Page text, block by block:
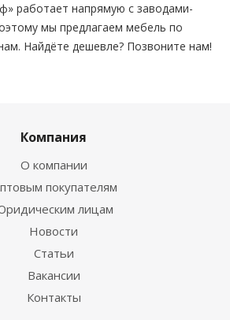
работает напрямую с заводами-
мы предлагаем мебель по
Найдёте дешевле? Позвоните нам!
Компания
О компании
покупателям
лицам
Новости
Статьи
Вакансии
Контакты